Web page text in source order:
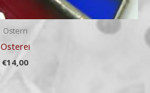
Ostern
Osterei
€14,00